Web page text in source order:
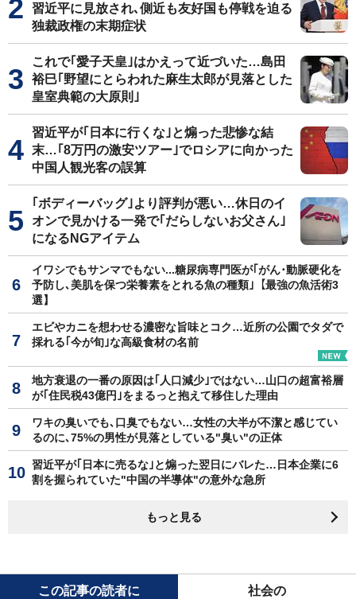
習近平に見放され､側近も友好国も停戦を迫る
独裁政権の末期症状
これで｢愛子天皇｣はかえって近づいた…島田
裕巳｢野望にとらわれた麻生太郎が見落とした
皇室典範の大原則｣
習近平が｢日本に行くな｣と煽った悲惨な結
末…｢8万円の激安ツアー｣でロシアに向かった
中国人観光客の誤算
｢ボディーバッグ｣より評判が悪い…休日のイ
オンで見かける一発で｢だらしないお父さん｣
になるNGアイテム
イワシでもサンマでもない...糖尿病専門医が｢がん･動脈硬化を
予防し､美肌を保つ栄養素をとれる魚の種類｣【最強の魚活術3
選】
エビやカニを想わせる濃密な旨味とコク…近所の公園でタダで
採れる｢今が旬｣な高級食材の名前
地方衰退の一番の原因は｢人口減少｣ではない…山口の超富裕層
が｢住民税43億円｣をまるっと抱えて移住した理由
ワキの臭いでも､口臭でもない…女性の大半が不潔と感じてい
るのに､75%の男性が見落としている"臭い"の正体
習近平が｢日本に売るな｣と煽った翌日にバレた…日本企業に6
割を握られていた"中国の半導体"の意外な急所
もっと見る
この記事の読者に 社会の